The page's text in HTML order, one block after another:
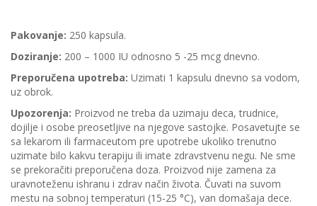
Pakovanje: 250 kapsula.
Doziranje: 200 – 1000 IU odnosno 5 -25 mcg dnevno.
Preporučena upotreba: Uzimati 1 kapsulu dnevno sa vodom,
uz obrok.
Upozorenja: Proizvod ne treba da uzimaju deca, trudnice,
dojilje i osobe preosetljive na njegove sastojke. Posavetujte se
sa lekarom ili farmaceutom pre upotrebe ukoliko trenutno
uzimate bilo kakvu terapiju ili imate zdravstvenu negu. Ne sme
se prekoračiti preporučena doza. Proizvod nije zamena za
uravnoteženu ishranu i zdrav način života. Čuvati na suvom
mestu na sobnoj temperaturi (15-25 °C), van domašaja dece.